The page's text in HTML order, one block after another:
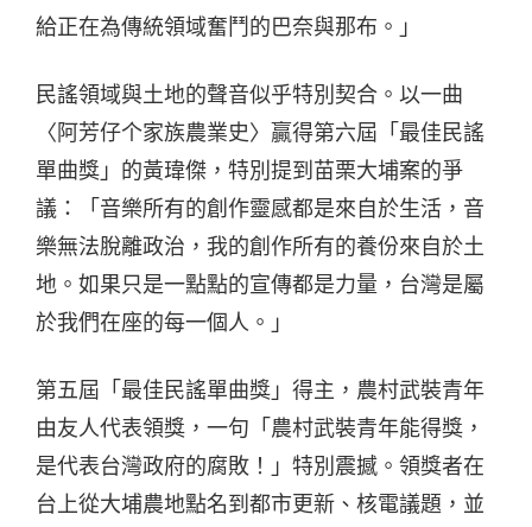
給正在為傳統領域奮鬥的巴奈與那布。」
民謠領域與土地的聲音似乎特別契合。以一曲
〈阿芳仔个家族農業史〉贏得第六屆「最佳民謠
單曲獎」的黃瑋傑，特別提到苗栗大埔案的爭
議：「音樂所有的創作靈感都是來自於生活，音
樂無法脫離政治，我的創作所有的養份來自於土
地。如果只是一點點的宣傳都是力量，台灣是屬
於我們在座的每一個人。」
第五屆「最佳民謠單曲獎」得主，農村武裝青年
由友人代表領獎，一句「農村武裝青年能得獎，
是代表台灣政府的腐敗！」特別震撼。領獎者在
台上從大埔農地點名到都市更新、核電議題，並